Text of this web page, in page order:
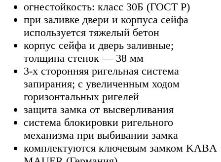
огнестойкость: класс 30Б (ГОСТ Р)
при заливке двери и корпуса сейфа
используется тяжелый бетон
корпус сейфа и дверь заливные;
толщина стенок — 38 мм
3-х сторонняя ригельная система
запирания; с увеличенным ходом
горизонтальных ригелей
защита замка от высверливания
система блокировки ригельного
механизма при выбивании замка
комплектуются ключевым замком KABA